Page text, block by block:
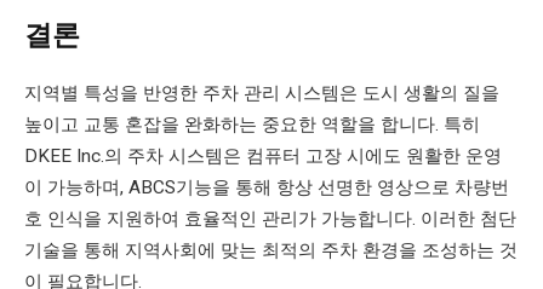
결론
지역별 특성을 반영한 주차 관리 시스템은 도시 생활의 질을
높이고 교통 혼잡을 완화하는 중요한 역할을 합니다. 특히
DKEE Inc.의 주차 시스템은 컴퓨터 고장 시에도 원활한 운영
이 가능하며, ABCS기능을 통해 항상 선명한 영상으로 차량번
호 인식을 지원하여 효율적인 관리가 가능합니다. 이러한 첨단
기술을 통해 지역사회에 맞는 최적의 주차 환경을 조성하는 것
이 필요합니다.